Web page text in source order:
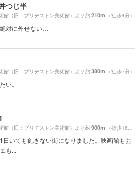
つじ半
館（旧：ブリヂストン美術館）より約210m （徒歩4分）
対に外せない…
館（旧：ブリヂストン美術館）より約380m （徒歩7分）
い。
館（旧：ブリヂストン美術館）より約900m （徒歩16分）
日いても飽きない街になりました。映画館もお
も...